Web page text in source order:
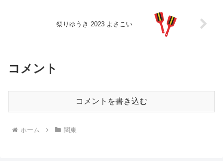
祭りゆうき 2023 よさこい
コメント
コメントを書き込む
ホーム 関東